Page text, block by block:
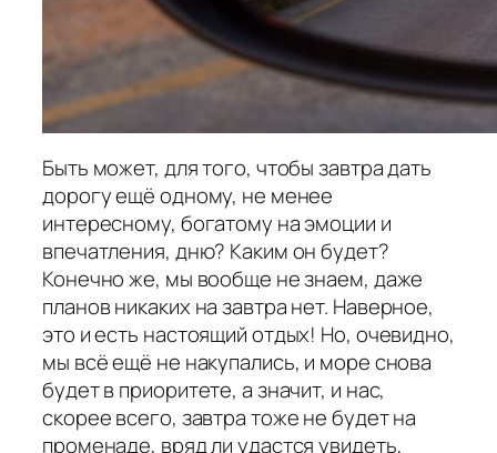
Быть может, для того, чтобы завтра дать
дорогу ещё одному, не менее
интересному, богатому на эмоции и
впечатления, дню? Каким он будет?
Конечно же, мы вообще не знаем, даже
планов никаких на завтра нет. Наверное,
это и есть настоящий отдых! Но, очевидно,
мы всё ещё не накупались, и море снова
будет в приоритете, а значит, и нас,
скорее всего, завтра тоже не будет на
променаде, вряд ли удастся увидеть,